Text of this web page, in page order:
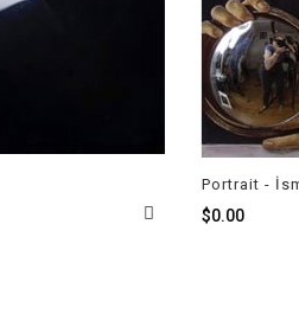
Portrait - İsmet Doğan
$0.00